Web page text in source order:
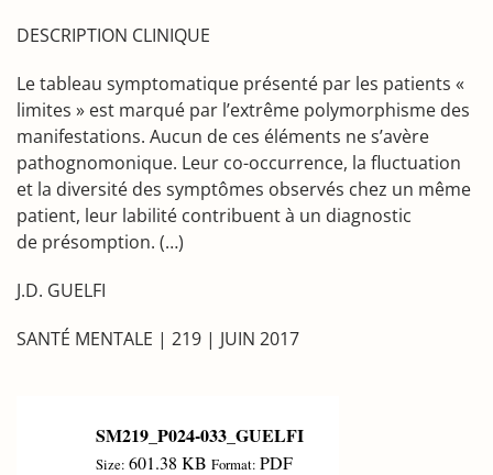
DESCRIPTION CLINIQUE
Le tableau symptomatique présenté par les patients «
limites » est marqué par l’extrême polymorphisme des
manifestations. Aucun de ces éléments ne s’avère
pathognomonique. Leur co-occurrence, la fluctuation
et la diversité des symptômes observés chez un même
patient, leur labilité contribuent à un diagnostic
de présomption. (…)
J.D. GUELFI
SANTÉ MENTALE | 219 | JUIN 2017
SM219_P024-033_GUELFI
Size: 601.38 KB Format: PDF